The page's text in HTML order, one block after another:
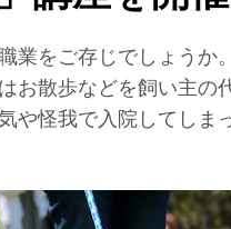
業をご存じでしょうか
お散歩などを飼い主の
や怪我で入院してしま